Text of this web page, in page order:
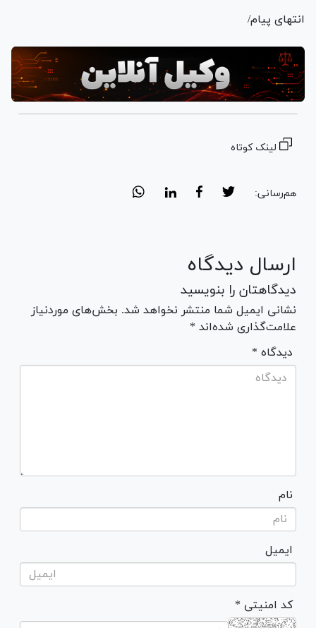
انتهای پیام/
لینک کوتاه
هم‌رسانی:
ارسال دیدگاه
دیدگاهتان را بنویسید
نشانی ایمیل شما منتشر نخواهد شد. بخش‌های موردنیاز
علامت‌گذاری شده‌اند *
* دیدگاه
نام
ایمیل
* کد امنیتی